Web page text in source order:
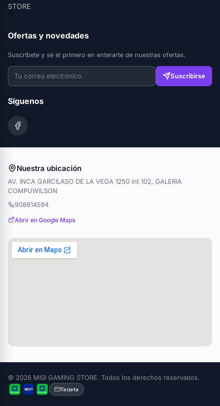
STORE
Ofertas y novedades
Suscríbete y sé el primero en enterarte de nuestras ofertas.
Suscribirse
Síguenos
Nuestra ubicación
AV. INCA GARCILASO DE LA VEGA 1250 int 102, GALERIA
COMPUWILSON
908814594
Abrir en Google Maps
© 2026 MISI GAMING STORE. Todos los derechos reservados.
Tarjeta